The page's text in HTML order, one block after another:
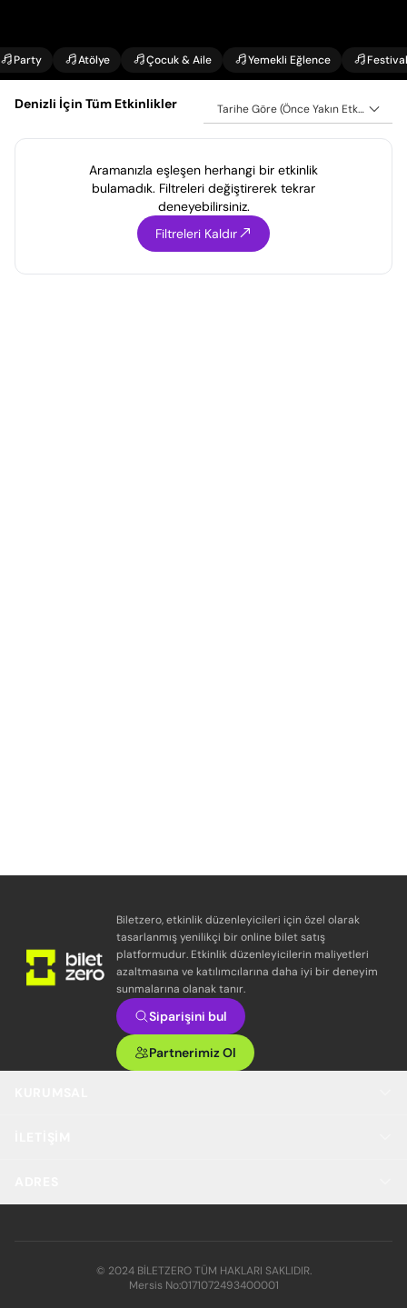
Party Atölye Çocuk & Aile Yemekli Eğlence Festival
Denizli İçin Tüm Etkinlikler Tarihe Göre (Önce Yakın Etkinlikler)
Aramanızla eşleşen herhangi bir etkinlik
bulamadık. Filtreleri değiştirerek tekrar
deneyebilirsiniz.
Filtreleri Kaldır
Biletzero, etkinlik düzenleyicileri için özel olarak
tasarlanmış yenilikçi bir online bilet satış
platformudur. Etkinlik düzenleyicilerin maliyetleri
azaltmasına ve katılımcılarına daha iyi bir deneyim
sunmalarına olanak tanır.
Siparişini bul
Partnerimiz Ol
© 2024 BİLETZERO TÜM HAKLARI SAKLIDIR.
Mersis No:0171072493400001